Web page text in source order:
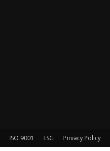
ISO 9001 ESG Privacy Policy